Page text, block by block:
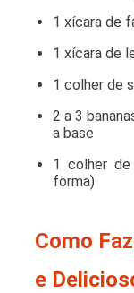
1 xícara de
1 xícara de
1 colher de
2 a 3
a base
1 colher de
forma)
Como
e